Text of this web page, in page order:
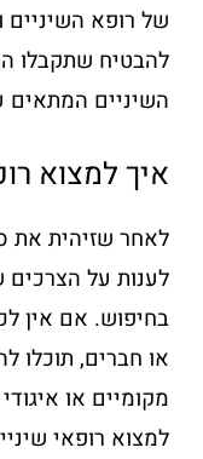
של רופא השיניים
להבטיח שתקבלו
השיניים המתאים
איך למצוא
לאחר שזיהית את
לענות על
בחיפוש. אם אין
או חברים, תוכלו
מקומיים או
למצוא רופאי